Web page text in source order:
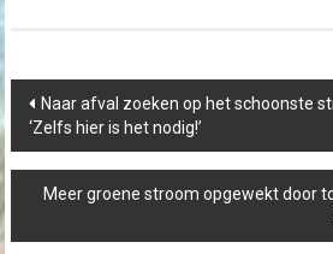
navigation
Naar afval zoeken op het schoonste
‘Zelfs hier is het nodig!’
Meer groene stroom opgewekt door